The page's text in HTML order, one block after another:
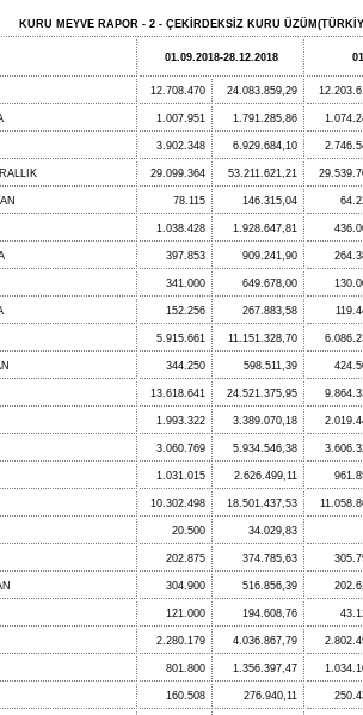
KURU MEYVE RAPOR - 2 - ÇEKİRDEKSİZ KURU
01.09.2018-28.12.2018
12.708.470 24.083.859,29
1.007.951 1.791.285,86
3.902.348 6.929.684,10
29.099.364 53.211.621,21
78.115 146.315,04
1.038.428 1.928.647,81
397.853 909.241,90
341.000 649.678,00
152.256 267.883,58
5.915.661 11.151.328,70
344.250 598.511,39
13.618.641 24.521.375,95
1.993.322 3.389.070,18
3.060.769 5.934.546,38
1.031.015 2.626.499,11
10.302.498 18.501.437,53
20.500 34.029,83
202.875 374.785,63
304.900 516.856,39
121.000 194.608,76
2.280.179 4.036.867,79
801.800 1.356.397,47
160.508 276.940,11